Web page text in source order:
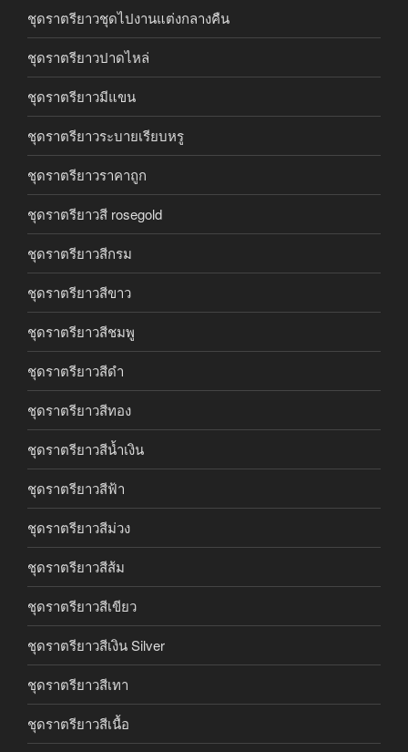
ชุดราตรียาวชุดไปงานแต่งกลางคืน
ชุดราตรียาวปาดไหล่
ชุดราตรียาวมีแขน
ชุดราตรียาวระบายเรียบหรู
ชุดราตรียาวราคาถูก
ชุดราตรียาวสี rosegold
ชุดราตรียาวสีกรม
ชุดราตรียาวสีขาว
ชุดราตรียาวสีชมพู
ชุดราตรียาวสีดำ
ชุดราตรียาวสีทอง
ชุดราตรียาวสีน้ำเงิน
ชุดราตรียาวสีฟ้า
ชุดราตรียาวสีม่วง
ชุดราตรียาวสีส้ม
ชุดราตรียาวสีเขียว
ชุดราตรียาวสีเงิน Silver
ชุดราตรียาวสีเทา
ชุดราตรียาวสีเนื้อ